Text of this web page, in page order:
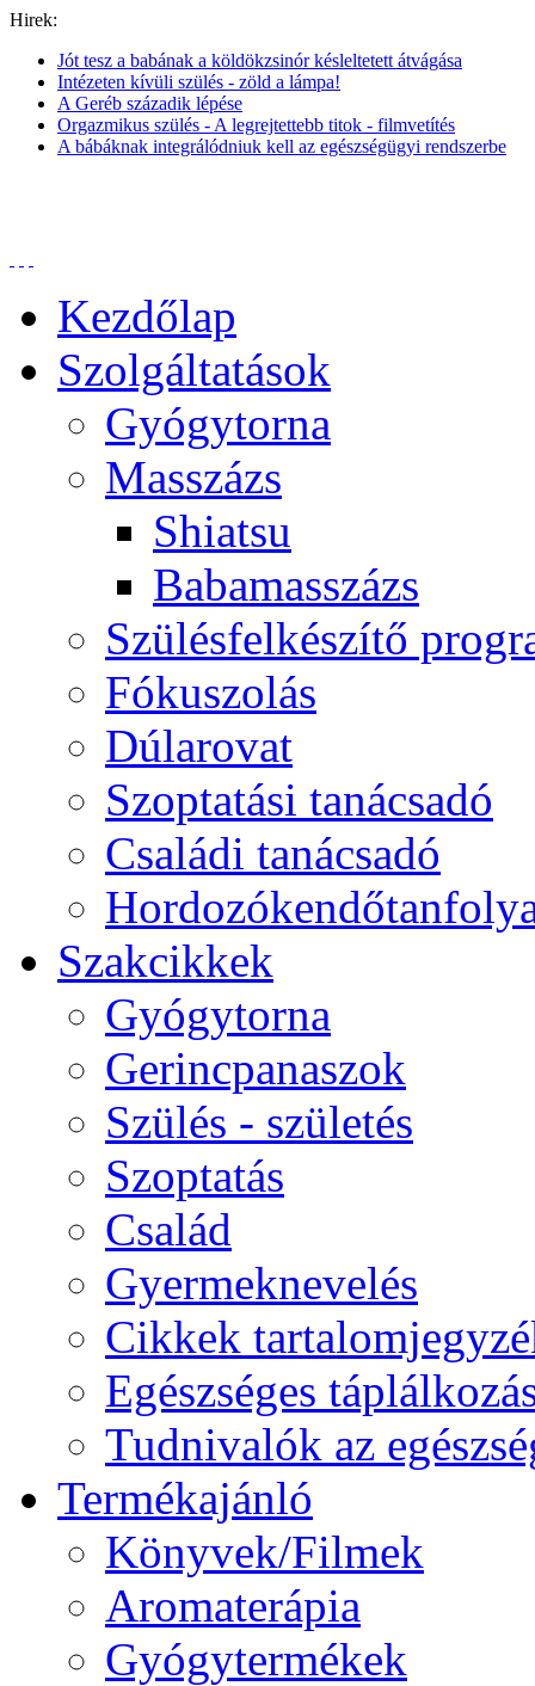
Hirek:
Jót tesz a babának a köldökzsinór késleltetett átvágása
Intézeten kívüli szülés - zöld a lámpa!
A Geréb századik lépése
Orgazmikus szülés - A legrejtettebb titok - filmvetítés
A bábáknak integrálódniuk kell az egészségügyi rendszerbe
Kezdőlap
Szolgáltatások
Gyógytorna
Masszázs
Shiatsu
Babamasszázs
Szülésfelkészítő
Fókuszolás
Dúlarovat
Szoptatási tanácsadó
Családi tanácsadó
Szakcikkek
Gyógytorna
Gerincpanaszok
Szülés - születés
Szoptatás
Család
Gyermeknevelés
Cikkek
Egészséges
Tudnivalók az
Termékajánló
Könyvek/Filmek
Aromaterápia
Gyógytermékek